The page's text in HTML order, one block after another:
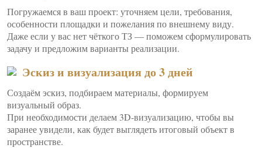
Погружаемся в ваш проект: уточняем цели, требования,
особенности площадки и пожелания по внешнему виду.
Даже если у вас нет чёткого ТЗ — поможем сформулировать
задачу и предложим варианты реализации.
Эскиз и визуализация до 3 дней
Создаём эскиз, подбираем материалы, формируем
визуальный образ.
При необходимости делаем 3D-визуализацию, чтобы вы
заранее увидели, как будет выглядеть итоговый объект в
пространстве.